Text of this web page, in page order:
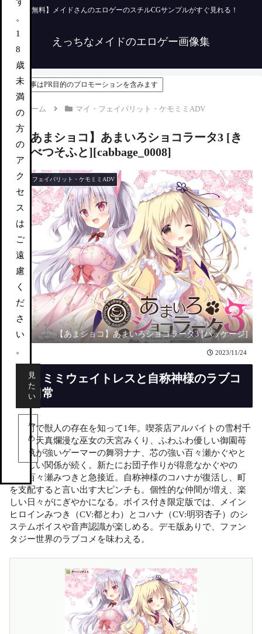
。
1
8
歳
未
満
の
方
の
ア
ク
セ
ス
は
ご
遠
慮
く
だ
さ
い
。
見
た
い
や
め
る
【無料】メイドさんのエロゲーのスチルCGサンプルがすぐ見れる！
えっちなメイドのエロゲー画像集
この記事はPR目的のプロモーションを含みます
ホーム マイ・フェイバリット・ケモミミADV
【あまショコ】あまいろショコラータ3 [き
ゃべつそふと][cabbage_0008]
マイ・フェイバリット・ケモミミADV
【あまショコ】あまいろショコラータ3 [パッケージ]
2023/11/24
ネコミミウェイトレスと自称神様のラブコ
メ日常
夕渚町で獣人の存在を知って1年。喫茶店アルバイトの雪村千
絵莉、天真爛漫な巫女の天宮みくり、ふわふわ優しい御園苺
華、気が強いゲーマーの舞羽ナナ、芯の強い百々瀬かぐやと
の愛しい関係が続く。新たにお団子作りが得意なかぐやの
姉、百々瀬みつきと急接近。自称神様のコハナが復活し、町
を支配すると言い出す大ピンチも。個性的な仲間が増え、楽
しい日々がにぎやかになる。ボイス付き限定版では、メイン
ヒロインみつき（CV:都とわ）とコハナ（CV:明羽杏子）のシ
ステムボイスや音声認識が楽しめる。デモ版ありで、ファン
タジー世界のラブコメを味わえる。